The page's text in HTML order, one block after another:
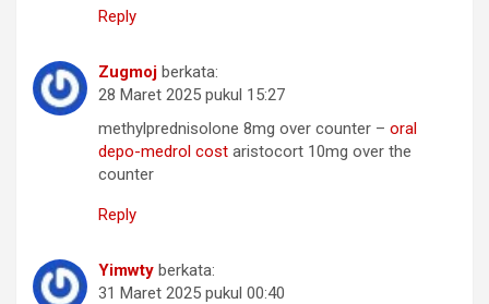
Reply
Zugmoj berkata:
28 Maret 2025 pukul 15:27
methylprednisolone 8mg over counter – oral
depo-medrol cost aristocort 10mg over the
counter
Reply
Yimwty berkata:
31 Maret 2025 pukul 00:40